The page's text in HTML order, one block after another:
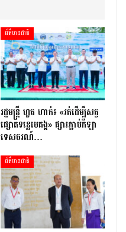
ព័ត៌មានជាតិ
រដ្ឋមន្ត្រី ហួត ហាក់៖ «រត់ដើម្បីសត្វ
ផ្សោតទន្លេមេគង្គ» ផ្សារភ្ជាប់កីឡា
ទេសចរណ៍…
ព័ត៌មានជាតិ